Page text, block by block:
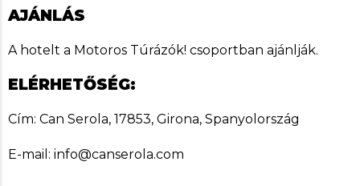
AJÁNLÁS
A hotelt a Motoros Túrázók! csoportban ajánlják.
ELÉRHETŐSÉG:
Cím: Can Serola, 17853, Girona, Spanyolország
E-mail: info@canserola.com